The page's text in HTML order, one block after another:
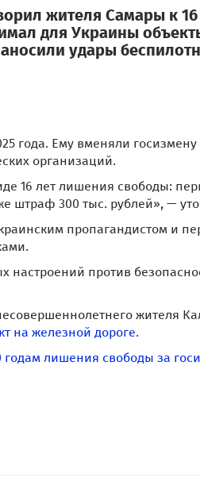
жителя Самары к
для Украины
удары
года. Ему вменяли
организаций.
16 лет лишения свободы:
штраф 300 тыс. рублей», —
пропагандистом и
настроений против
жителя
на железной дороге.
годам лишения свободы за